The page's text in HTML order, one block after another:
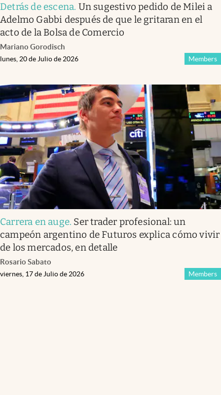
Detrás de escena. Un sugestivo pedido de Milei a
Adelmo Gabbi después de que le gritaran en el
acto de la Bolsa de Comercio
Mariano Gorodisch
Members
lunes, 20 de Julio de 2026
Carrera en auge. Ser trader profesional: un
campeón argentino de Futuros explica cómo vivir
de los mercados, en detalle
Rosario Sabato
Members
viernes, 17 de Julio de 2026